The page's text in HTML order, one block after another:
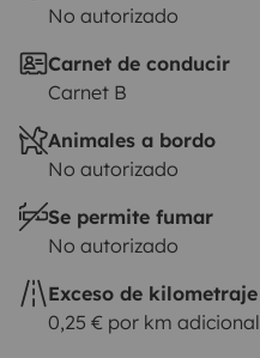
No autorizado
Carnet de conducir
Carnet B
Animales a bordo
No autorizado
Se permite fumar
No autorizado
Exceso de kilometraje
0,25 € por km adicional